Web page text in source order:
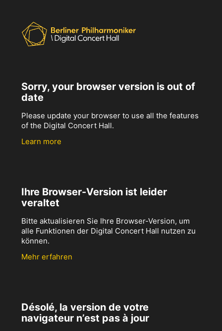
Sorry, your browser version is out of
date
Please update your browser to use all the features
of the Digital Concert Hall.
Learn more
Ihre Browser-Version ist leider
veraltet
Bitte aktualisieren Sie Ihre Browser-Version, um
alle Funktionen der Digital Concert Hall nutzen zu
können.
Mehr erfahren
Désolé, la version de votre
navigateur n’est pas à jour